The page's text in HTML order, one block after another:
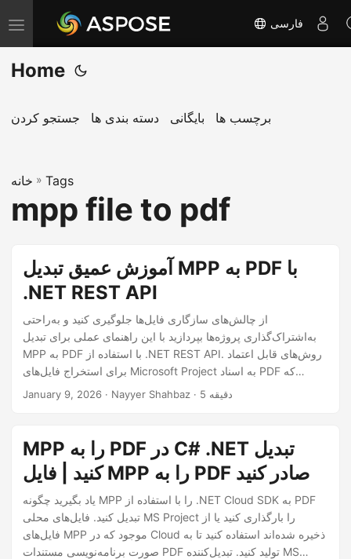
T
o
g
l
a
v
i
فارسی
Home
جستجو کردن دسته بندی ها بایگانی برچسب ها
خانه » Tags
mpp file to pdf
آموزش عمیق تبدیل MPP به PDF با
.NET REST API
از چالش‌های سازگاری فایل‌ها جلوگیری کنید و به‌راحتی
به‌اشتراک‌گذاری پروژه‌ها بپردازید با این راهنمای عملی برای تبدیل
MPP به PDF با استفاده از .NET REST API. روش‌های قابل اعتماد
برای استخراج فایل‌های Microsoft Project به اسناد PDF که
January 9, 2026 · Nayyer Shahbaz · 5 دقیقه
MPP را به PDF در C# .NET تبدیل
کنید | فایل MPP را به PDF صادر کنید
یاد بگیرید چگونه MPP را با استفاده از .NET Cloud SDK به PDF
تبدیل کنید. فایل‌های محلی MS Project را بارگذاری کنید یا از
فایل‌های MPP موجود که در Cloud ذخیره شده‌اند استفاده کنید تا به
صورت برنامه‌نویسی مستندات PDF تولید کنید. تبدیل‌کننده MS